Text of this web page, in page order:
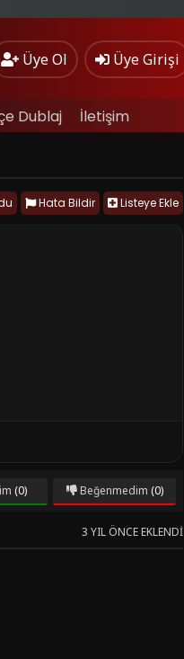
Üye Ol Üye Girişi
Dublaj
İletişim
Listeye Ekle
Hata Bildir
(0) Beğenmedim (0)
3 YIL ÖNCE EKLENDI